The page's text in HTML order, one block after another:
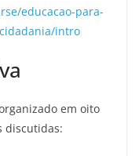
educacao-para-
intro
em oito
discutidas: